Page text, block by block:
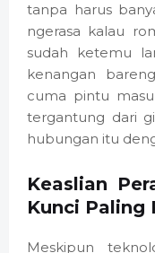
tanpa harus
ngerasa kalau
sudah ketemu
kenangan
cuma pintu
tergantung dari
hubungan itu
Keaslian
Kunci Paling
Meskipun